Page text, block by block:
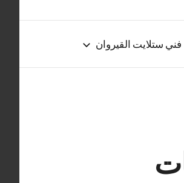
فني ستلايت القيروان